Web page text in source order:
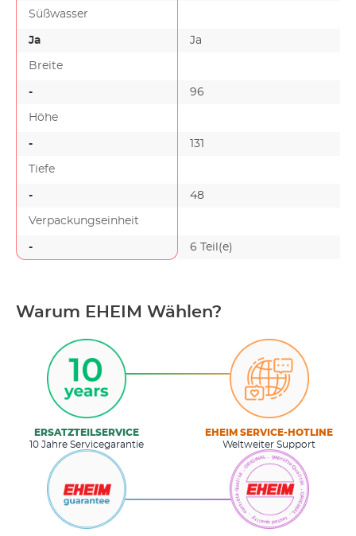
Süßwasser
Ja Ja
Breite
- 96
Höhe
- 131
Tiefe
- 48
Verpackungseinheit
- 6 Teil(e)
Warum EHEIM Wählen?
ERSATZTEILSERVICE
10 Jahre Servicegarantie
EHEIM SERVICE-HOTLINE
Weltweiter Support